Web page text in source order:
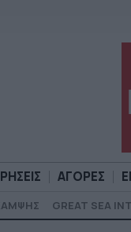
ΑΓΟΡΕΣ
GREAT SEA